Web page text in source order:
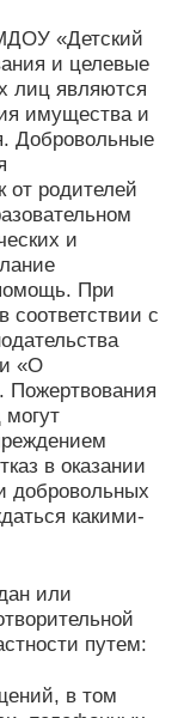
«Детский
и целевые
лиц являются
имущества и
Добровольные
от родителей
и
При
соответствии с
«О
Пожертвования
в оказании
добровольных
какими-
или
путем:
в том